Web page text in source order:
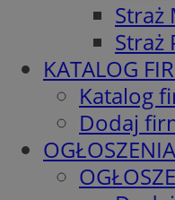
Straż
Straż
KATALOG
Katalog
Dodaj
OGŁOSZENIA